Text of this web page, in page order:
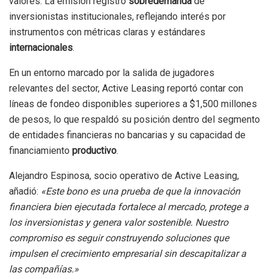
inversionistas institucionales, reflejando interés por
instrumentos con métricas claras y estándares
internacionales.
En un entorno marcado por la salida de jugadores
relevantes del sector, Active Leasing reportó contar con
líneas de fondeo disponibles superiores a $1,500 millones
de pesos, lo que respaldó su posición dentro del segmento
de entidades financieras no bancarias y su capacidad de
financiamiento productivo.
Alejandro Espinosa, socio operativo de Active Leasing,
añadió: «Este bono es una prueba de que la innovación
financiera bien ejecutada fortalece al mercado, protege a
los inversionistas y genera valor sostenible. Nuestro
compromiso es seguir construyendo soluciones que
impulsen el crecimiento empresarial sin descapitalizar a
las compañías.»